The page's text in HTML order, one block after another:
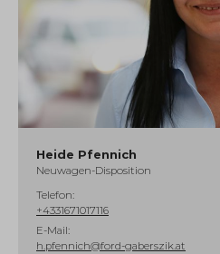
Heide Pfennich
Neuwagen-Disposition
Telefon:
+4331671017116
E-Mail:
h.pfennich@ford-gaberszik.at